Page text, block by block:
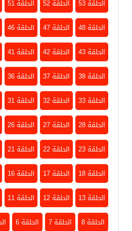
الحلقة 53
الحلقة 52 الحلقة 51
الحلقة 48
الحلقة 47 الحلقة 46
الحلقة 43
الحلقة 42 الحلقة 41
الحلقة 38
الحلقة 37 الحلقة 36
الحلقة 33
الحلقة 32 الحلقة 31
الحلقة 28
الحلقة 27 الحلقة 26
الحلقة 23
الحلقة 22 الحلقة 21
الحلقة 18
الحلقة 17 الحلقة 16
الحلقة 13
الحلقة 12 الحلقة 11
الحلقة 8
الحلقة 7 الحلقة 6